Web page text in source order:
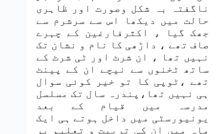
ناگفتہ بہ شکل وصورت اور ظاہری
حالت میں دیکھا اس سے سرشرم سے
جھک گیا ، اکثرفارغین کے چہرے
صاف تھے ، داڑھی کا نام و نشان تک
نہیں تھا ، ان شرٹ اور ٹی شرٹ کے
ساتھ ٹخنوں سے نیچے ان کے پینٹ
تھے ،ٹوپی کا تو خیر کوئی سوال
ہی نہیں تھا،پندرہ سال تک مسلسل
مدرسہ میں قیام کے بعد
یونیورسٹی میں داخل ہوتے ہی ایک
ماہ میں ان کی تربیت و تعلیم پر